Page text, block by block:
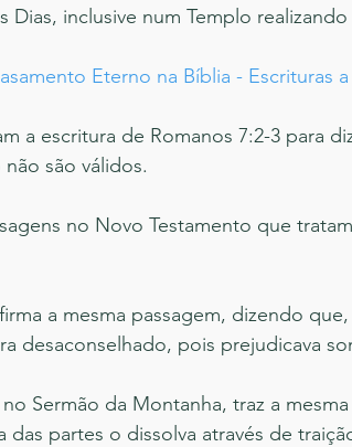
Dias, inclusive num Templo
Eterno na Bíblia - Escrituras
a escritura de Romanos 7:2-3 para
são válidos.
no Novo Testamento que
a mesma passagem, dizendo
desaconselhado, pois prejudicava
Sermão da Montanha, traz a
das partes o dissolva através de